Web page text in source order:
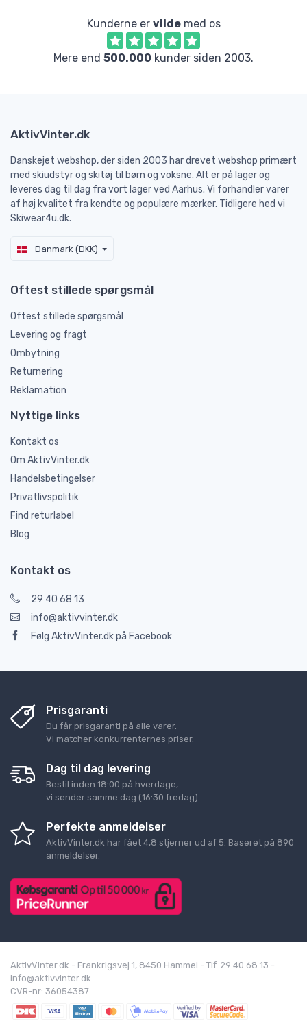
Kunderne er vildemed os
Mere end 500.000 kunder siden 2003.
AktivVinter.dk
Danskejet webshop, der siden 2003 har drevet webshop primært
med skiudstyr og skitøj til børn og voksne. Alt er på lager og
leveres dag til dag fra vort lager ved Aarhus. Vi forhandler varer
af høj kvalitet fra kendte og populære mærker. Tidligere hed vi
Skiwear4u.dk.
Danmark (DKK)
Oftest stillede spørgsmål
Oftest stillede spørgsmål
Levering og fragt
Ombytning
Returnering
Reklamation
Nyttige links
Kontakt os
Om AktivVinter.dk
Handelsbetingelser
Privatlivspolitik
Find returlabel
Blog
Kontakt os
29 40 68 13
info@aktivvinter.dk
Følg AktivVinter.dk på Facebook
Prisgaranti
Du får prisgaranti på alle varer.
Vi matcher konkurrenternes priser.
Dag til dag levering
Bestil inden 18:00 på hverdage,
vi sender samme dag (16:30 fredag).
Perfekte anmeldelser
AktivVinter.dk har fået 4,8 stjerner ud af 5. Baseret på 890
anmeldelser.
AktivVinter.dk - Frankrigsvej 1, 8450 Hammel - Tlf. 29 40 68 13 -
info@aktivvinter.dk
CVR-nr: 36054387